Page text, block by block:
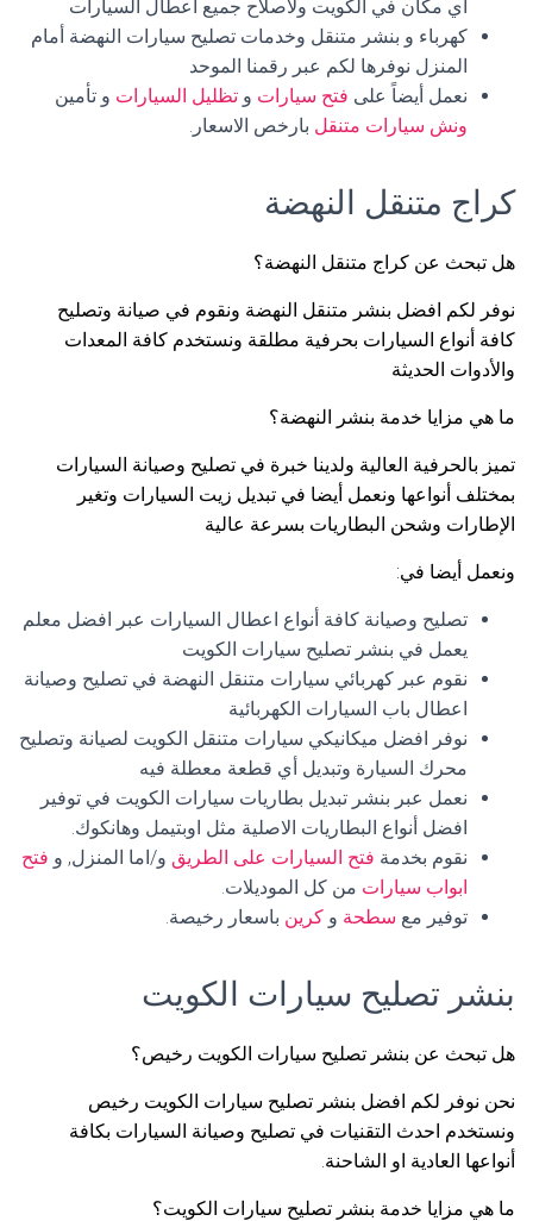
أي مكان في الكويت ولاصلاح جميع اعطال السيارات
كهرباء و بنشر متنقل وخدمات تصليح سيارات النهضة أمام
المنزل نوفرها لكم عبر رقمنا الموحد
نعمل أيضاً على فتح سيارات و تظليل السيارات و تأمين
ونش سيارات متنقل بارخص الاسعار.
كراج متنقل النهضة
هل تبحث عن كراج متنقل النهضة؟
نوفر لكم افضل بنشر متنقل النهضة ونقوم في صيانة وتصليح
كافة أنواع السيارات بحرفية مطلقة ونستخدم كافة المعدات
والأدوات الحديثة
ما هي مزايا خدمة بنشر النهضة؟
تميز بالحرفية العالية ولدينا خبرة في تصليح وصيانة السيارات
بمختلف أنواعها ونعمل أيضا في تبديل زيت السيارات وتغير
الإطارات وشحن البطاريات بسرعة عالية
ونعمل أيضا في:
تصليح وصيانة كافة أنواع اعطال السيارات عبر افضل معلم
يعمل في بنشر تصليح سيارات الكويت
نقوم عبر كهربائي سيارات متنقل النهضة في تصليح وصيانة
اعطال باب السيارات الكهربائية
نوفر افضل ميكانيكي سيارات متنقل الكويت لصيانة وتصليح
محرك السيارة وتبديل أي قطعة معطلة فيه
نعمل عبر بنشر تبديل بطاريات سيارات الكويت في توفير
افضل أنواع البطاريات الاصلية مثل اوبتيمل وهانكوك.
نقوم بخدمة فتح السيارات على الطريق و/اما المنزل, و فتح
ابواب سيارات من كل الموديلات.
توفير مع سطحة و كرين باسعار رخيصة.
بنشر تصليح سيارات الكويت
هل تبحث عن بنشر تصليح سيارات الكويت رخيص؟
نحن نوفر لكم افضل بنشر تصليح سيارات الكويت رخيص
ونستخدم احدث التقنيات في تصليح وصيانة السيارات بكافة
أنواعها العادية او الشاحنة.
ما هي مزايا خدمة بنشر تصليح سيارات الكويت؟